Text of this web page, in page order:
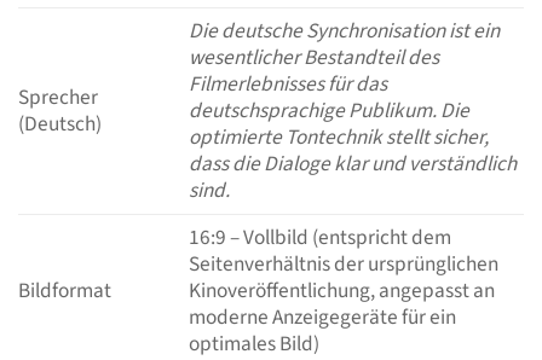
Sprecher
(Deutsch)
Die deutsche Synchronisation ist ein
wesentlicher Bestandteil des
Filmerlebnisses für das
deutschsprachige Publikum. Die
optimierte Tontechnik stellt sicher,
dass die Dialoge klar und verständlich
sind.
Bildformat
16:9 – Vollbild (entspricht dem
Seitenverhältnis der ursprünglichen
Kinoveröffentlichung, angepasst an
moderne Anzeigegeräte für ein
optimales Bild)